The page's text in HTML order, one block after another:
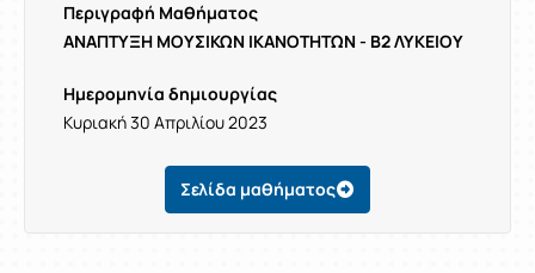
Περιγραφή Μαθήματος
ΑΝΑΠΤΥΞΗ ΜΟΥΣΙΚΩΝ ΙΚΑΝΟΤΗΤΩΝ - Β2 ΛΥΚΕΙΟΥ
Ημερομηνία δημιουργίας
Κυριακή 30 Απριλίου 2023
Σελίδα μαθήματος